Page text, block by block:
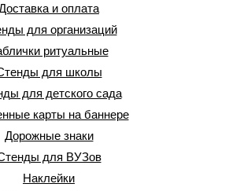
и оплата
для организаций
ритуальные
для школы
для детского сада
карты на баннере
Дорожные знаки
для ВУЗов
Наклейки